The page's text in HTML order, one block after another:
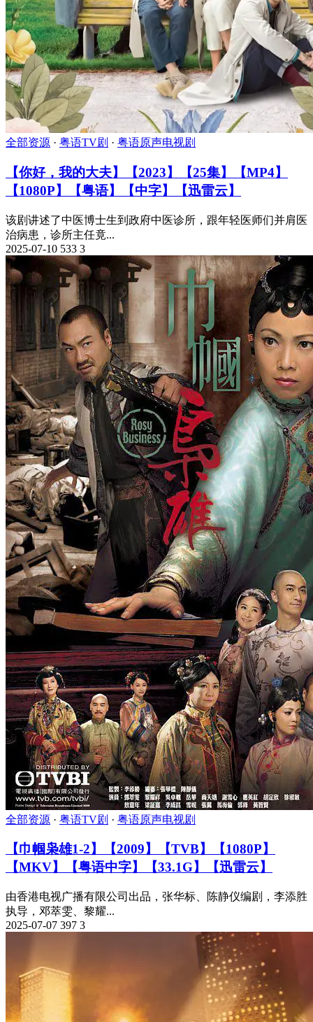
全部资源 · 粤语TV剧 · 粤语原声电视剧
【你好，我的大夫】【2023】【25集】【MP4】
【1080P】【粤语】【中字】【迅雷云】
该剧讲述了中医博士生到政府中医诊所，跟年轻医师们并肩医
治病患，诊所主任竟...
2025-07-10 533 3
全部资源 · 粤语TV剧 · 粤语原声电视剧
【巾帼枭雄1-2】【2009】【TVB】【1080P】
【MKV】【粤语中字】【33.1G】【迅雷云】
由香港电视广播有限公司出品，张华标、陈静仪编剧，李添胜
执导，邓萃雯、黎耀...
2025-07-07 397 3